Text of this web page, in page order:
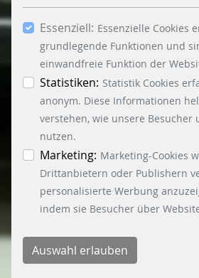
Häkchen bei „Statistiken“ und
dem Button „Auswahl erlauben“,
die Verwendung weiterer
Button „Accept all Cookies“
Essenzielle-, Marketing- und
akzeptiert. In der
können Sie zu den einzelnen
differenzierte Informationen
Ihre Einwilligung jederzeit
auf den Button "Cookie
klicken.
Essenziell: Essenzielle Cookies
grundlegende Funktionen und
einwandfreie Funktion der
Statistiken: Statistik Cookies
anonym. Diese Informationen
verstehen, wie unsere Besucher
nutzen.
Marketing: Marketing-Cookies
Drittanbietern oder Publishern
personalisierte Werbung
indem sie Besucher über